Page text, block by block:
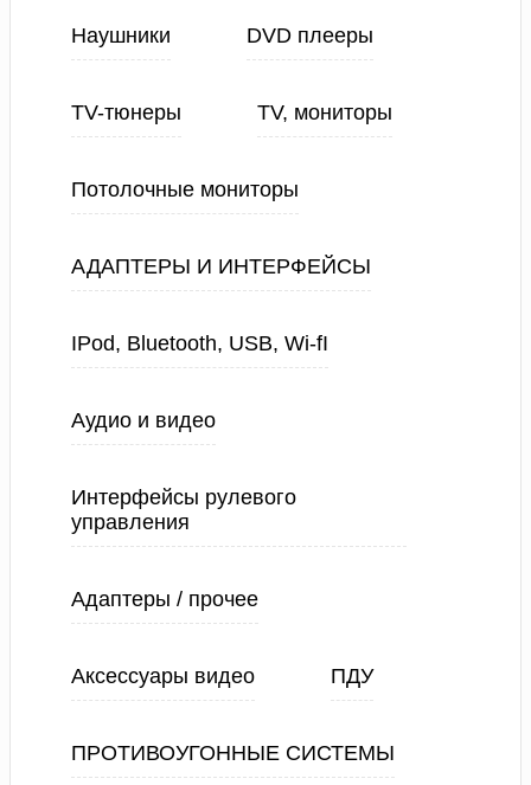
Наушники DVD плееры
TV-тюнеры TV, мониторы
Потолочные мониторы
АДАПТЕРЫ И ИНТЕРФЕЙСЫ
IPod, Bluetooth, USB, Wi-fI
Аудио и видео
Интерфейсы рулевого
управления
Адаптеры / прочее
Аксессуары видео ПДУ
ПРОТИВОУГОННЫЕ СИСТЕМЫ